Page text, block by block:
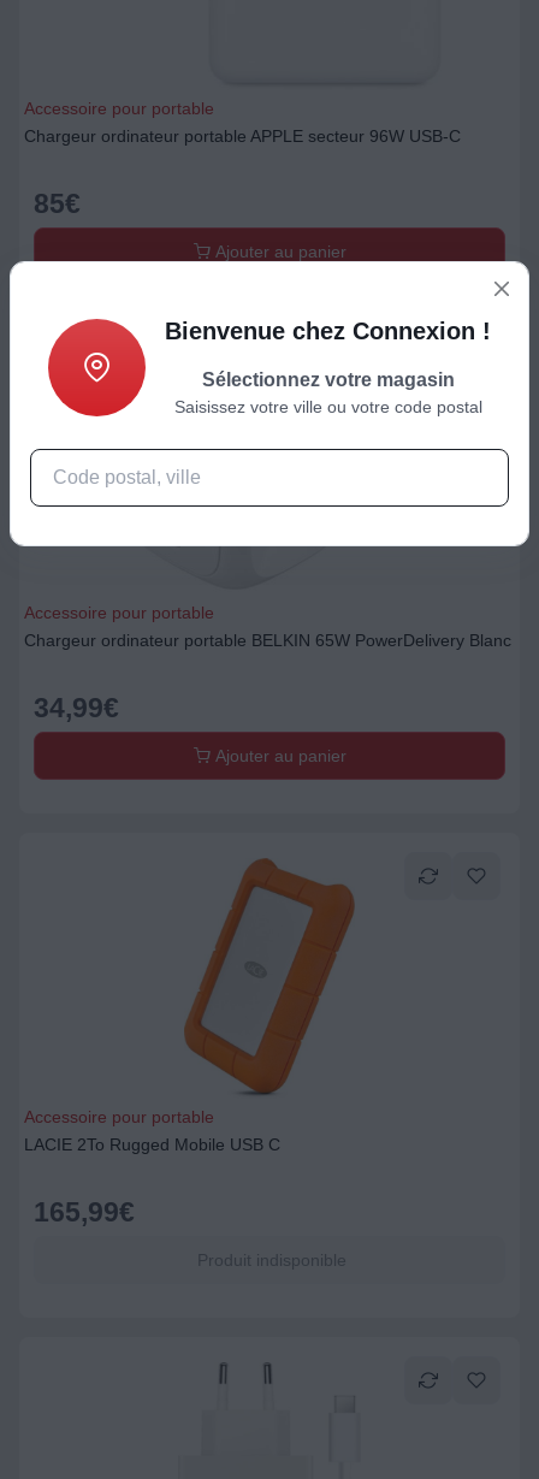
Accessoire pour portable
Chargeur ordinateur portable APPLE secteur 96W USB-C
85€
Ajouter au panier
Accessoire pour portable
Chargeur ordinateur portable BELKIN 65W PowerDelivery Blanc
34,99€
Ajouter au panier
Accessoire pour portable
LACIE 2To Rugged Mobile USB C
165,99€
Produit indisponible
Bienvenue chez Connexion !
Sélectionnez votre magasin
Saisissez votre ville ou votre code postal